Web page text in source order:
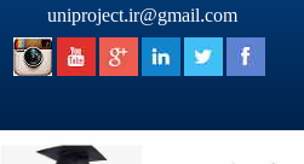
uniproject.ir@gmail.com